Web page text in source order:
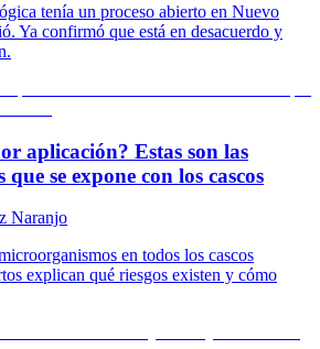
tenía un proceso abierto en Nuevo
Ya confirmó que está en desacuerdo y
aplicación? Estas son las
que se expone con los cascos
Naranjo
en todos los cascos
explican qué riesgos existen y cómo